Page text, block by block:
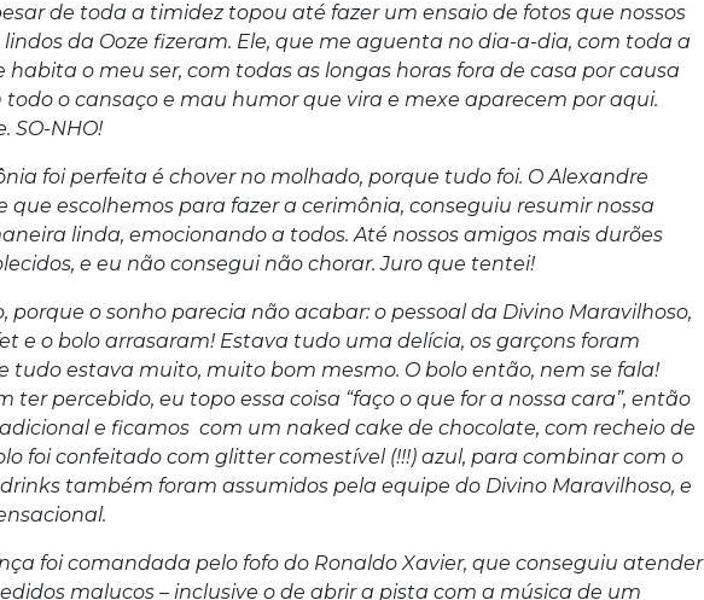
de toda a timidez topou até fazer um ensaio de fotos que nossos
da Ooze fizeram. Ele, que me aguenta no dia-a-dia, com toda a
o meu ser, com todas as longas horas fora de casa por causa
o cansaço e mau humor que vira e mexe aparecem por aqui.
SO-NHO!
foi perfeita é chover no molhado, porque tudo foi. O Alexandre
que escolhemos para fazer a cerimônia, conseguiu resumir nossa
linda, emocionando a todos. Até nossos amigos mais durões
e eu não consegui não chorar. Juro que tentei!
porque o sonho parecia não acabar: o pessoal da Divino Maravilhoso,
e o bolo arrasaram! Estava tudo uma delícia, os garçons foram
tudo estava muito, muito bom mesmo. O bolo então, nem se fala!
ter percebido, eu topo essa coisa “faço o que for a nossa cara”, então
e ficamos com um naked cake de chocolate, com recheio de
foi confeitado com glitter comestível (!!!) azul, para combinar com o
também foram assumidos pela equipe do Divino Maravilhoso, e
foi comandada pelo fofo do Ronaldo Xavier, que conseguiu atender
malucos – inclusive o de abrir a pista com a música de um